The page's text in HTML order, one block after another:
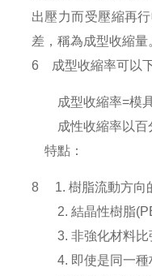
出壓力而受壓縮再
差，稱為成型收縮量
6 成型收縮率可以
成型收縮率=模具
成性收縮率以百
特點：
8 1. 樹脂流動方向
2. 結晶性樹脂
3. 非強化材料比
4. 即使是同一種材